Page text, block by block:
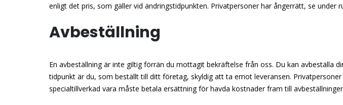
enligt det pris, som gäller vid ändringstidpunkten. Privatpersoner har ångerrätt, se under
Avbeställning
En avbeställning är inte giltig förrän du mottagit bekräftelse från oss. Du kan
tidpunkt är du, som beställt till ditt företag, skyldig att ta emot leveransen.
specialtillverkad vara måste betala ersättning för havda kostnader fram till